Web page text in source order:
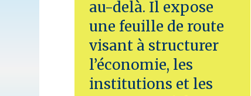
au-delà. Il expose
une feuille de route
visant à structurer
l’économie, les
institutions et les